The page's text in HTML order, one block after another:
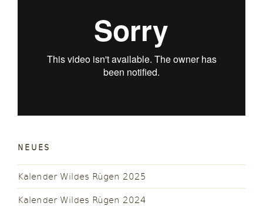
NEUES
Kalender Wildes Rügen 2025
Kalender Wildes Rügen 2024